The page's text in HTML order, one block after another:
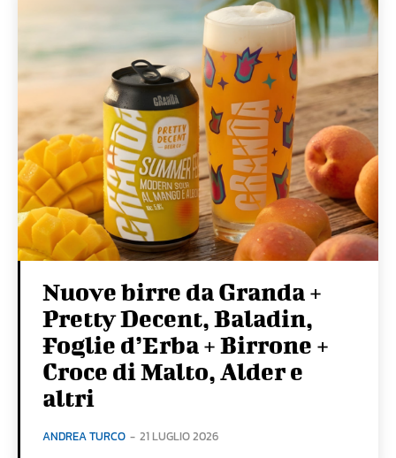
Nuove birre da Granda +
Pretty Decent, Baladin,
Foglie d’Erba + Birrone +
Croce di Malto, Alder e
altri
ANDREA TURCO - 21 LUGLIO 2026